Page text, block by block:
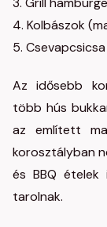
4. Kolbászok
5.
Az idősebb
több hús
az említett
korosztályban
és BBQ
tarolnak.